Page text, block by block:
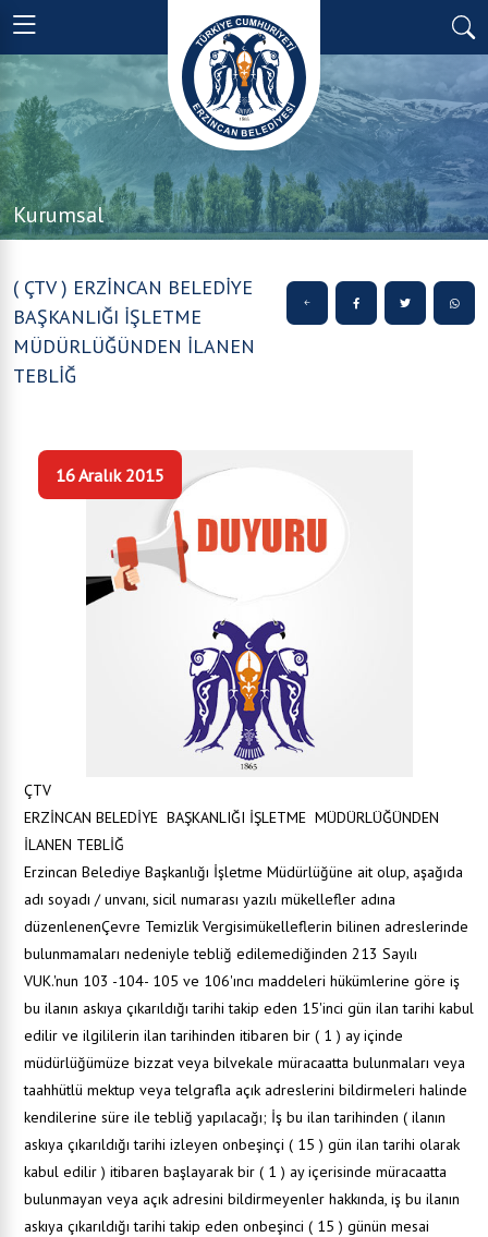
Kurumsal
( ÇTV ) ERZİNCAN BELEDİYE
BAŞKANLIĞI İŞLETME
MÜDÜRLÜĞÜNDEN İLANEN
TEBLİĞ
16 Aralık 2015
ÇTV
ERZİNCAN BELEDİYE BAŞKANLIĞI İŞLETME MÜDÜRLÜĞÜNDEN
İLANEN TEBLİĞ
Erzincan Belediye Başkanlığı İşletme Müdürlüğüne ait olup, aşağıda
adı soyadı / unvanı, sicil numarası yazılı mükellefler adına
düzenlenenÇevre Temizlik Vergisimükelleflerin bilinen adreslerinde
bulunmamaları nedeniyle tebliğ edilemediğinden 213 Sayılı
VUK.'nun 103 -104- 105 ve 106'ıncı maddeleri hükümlerine göre iş
bu ilanın askıya çıkarıldığı tarihi takip eden 15'inci gün ilan tarihi kabul
edilir ve ilgililerin ilan tarihinden itibaren bir ( 1 ) ay içinde
müdürlüğümüze bizzat veya bilvekale müracaatta bulunmaları veya
taahhütlü mektup veya telgrafla açık adreslerini bildirmeleri halinde
kendilerine süre ile tebliğ yapılacağı; İş bu ilan tarihinden ( ilanın
askıya çıkarıldığı tarihi izleyen onbeşinçi ( 15 ) gün ilan tarihi olarak
kabul edilir ) itibaren başlayarak bir ( 1 ) ay içerisinde müracaatta
bulunmayan veya açık adresini bildirmeyenler hakkında, iş bu ilanın
askıya çıkarıldığı tarihi takip eden onbeşinci ( 15 ) günün mesai